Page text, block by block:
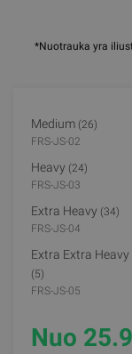
*Nuotrauka yra
Medium (26)
FRS-JS-02
Heavy (24)
FRS-JS-03
Extra Heavy (34)
FRS-JS-04
Extra Extra Heavy
(5)
FRS-JS-05
Nuo